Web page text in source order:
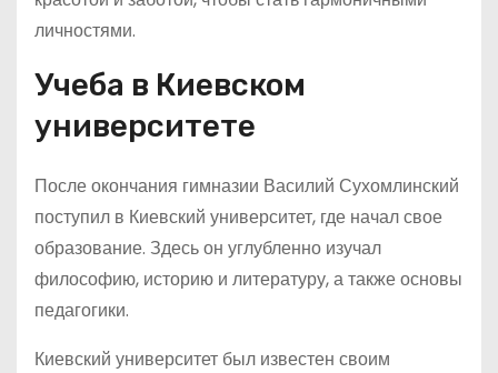
личностями.
Учеба в Киевском
университете
После окончания гимназии Василий Сухомлинский
поступил в Киевский университет, где начал свое
образование. Здесь он углубленно изучал
философию, историю и литературу, а также основы
педагогики.
Киевский университет был известен своим